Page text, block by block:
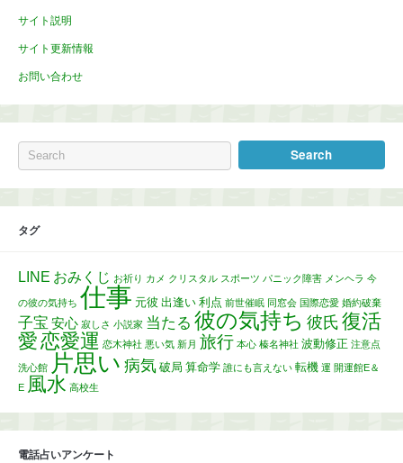
サイト説明
サイト更新情報
お問い合わせ
タグ
LINE おみくじ お祈り カメ クリスタル スポーツ パニック障害 メンヘラ 今
の彼の気持ち 仕事 元彼 出逢い 利点 前世催眠 同窓会 国際恋愛 婚約破棄
子宝 安心 寂しさ 小説家 当たる 彼の気持ち 彼氏 復活
愛恋愛運 恋木神社 悪い気 新月 旅行 本心 榛名神社 波動修正 注意点
洗心館 片思い 病気 破局 算命学 誰にも言えない 転機 運 開運館E＆
E 風水 高校生
電話占いアンケート